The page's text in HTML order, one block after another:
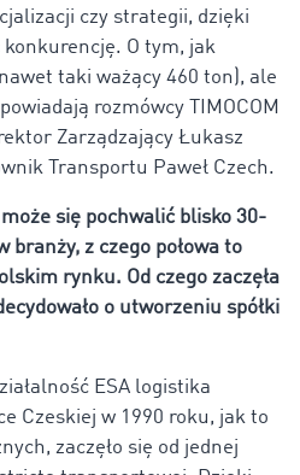
czy strategii, dzięki
O tym, jak
taki ważący 460 ton), ale
rozmówcy TIMOCOM
Zarządzający Łukasz
Transportu Paweł Czech.
może się pochwalić blisko 30-
z czego połowa to
rynku. Od czego zaczęła
o utworzeniu spółki
ESA logistika
Czeskiej w 1990 roku, jak to
zaczęło się od jednej